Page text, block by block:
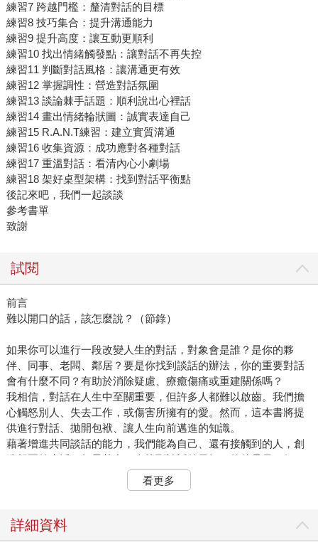
練習7 跨越門檻：釐清對話的目標
練習8 技巧集合：提升溝通能力
練習9 提升高度：讓互動更順利
練習10 找出情緒觸發點：讓對話不再失控
練習11 判斷對話風格：讓溝通更有效
練習12 掌握調性：營造對話氛圍
練習13 談論棘手話題：順利說出心裡話
練習14 畫出情緒輪狀圖：誠實表達自己
練習15 R.A.N.T練習：建立實質溝通
練習16 收集資源：成功應對各種對話
練習17 重溫對話：看清內心小劇場
練習18 架好桌型架構：找到對話平衡點
後記來吧，我們一起談談
參考書單
致謝
試閱
前言
難以開口的話，該怎麼說？（節錄）
如果你可以進行一段改變人生的對話，對象會是誰？是你的夥
伴、同事、老闆、鄰居？要是你找到談話的辦法，你的重要對話
會有什麼不同？有助於消除疑慮、療癒傷痛或重建關係嗎？
我相信，對話在人生中至關重要，但許多人都難以啟齒。我們擔
心觸怒別人、失去工作，或傷害所擁有的愛。然而，這本書將提
供進行對話、拋開包袱、讓人生向前邁進的知識。
藉著增進共同談話的能力，我們能為自己、還有接觸到的人，創
造想要的生活。如果其中一人找到談話的勇氣，然後是另一個
人，接著又一人，這樣的骨牌效應甚至能夠改變世界。
我們生活在科技、社會和金融方面，都在發生巨大變化的時代，
工作場域、結束一段關係或離鄉背井，都得克服前所未有的難
看更多
詳細資料